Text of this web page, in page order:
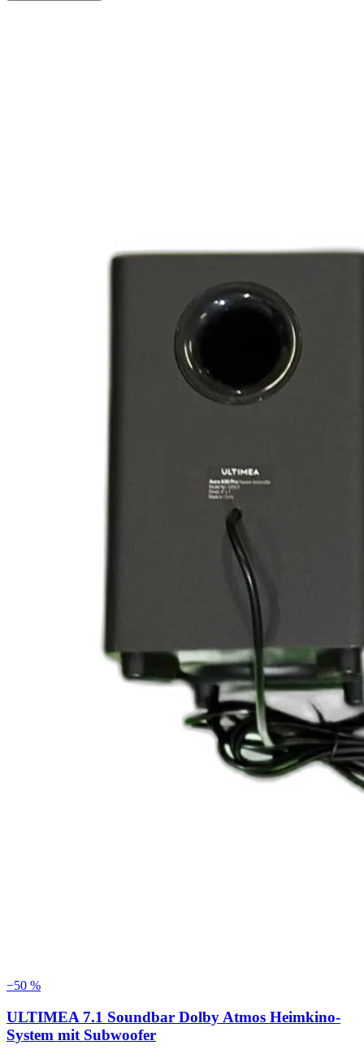
−50 %
ULTIMEA 7.1 Soundbar Dolby Atmos Heimkino-
System mit Subwoofer